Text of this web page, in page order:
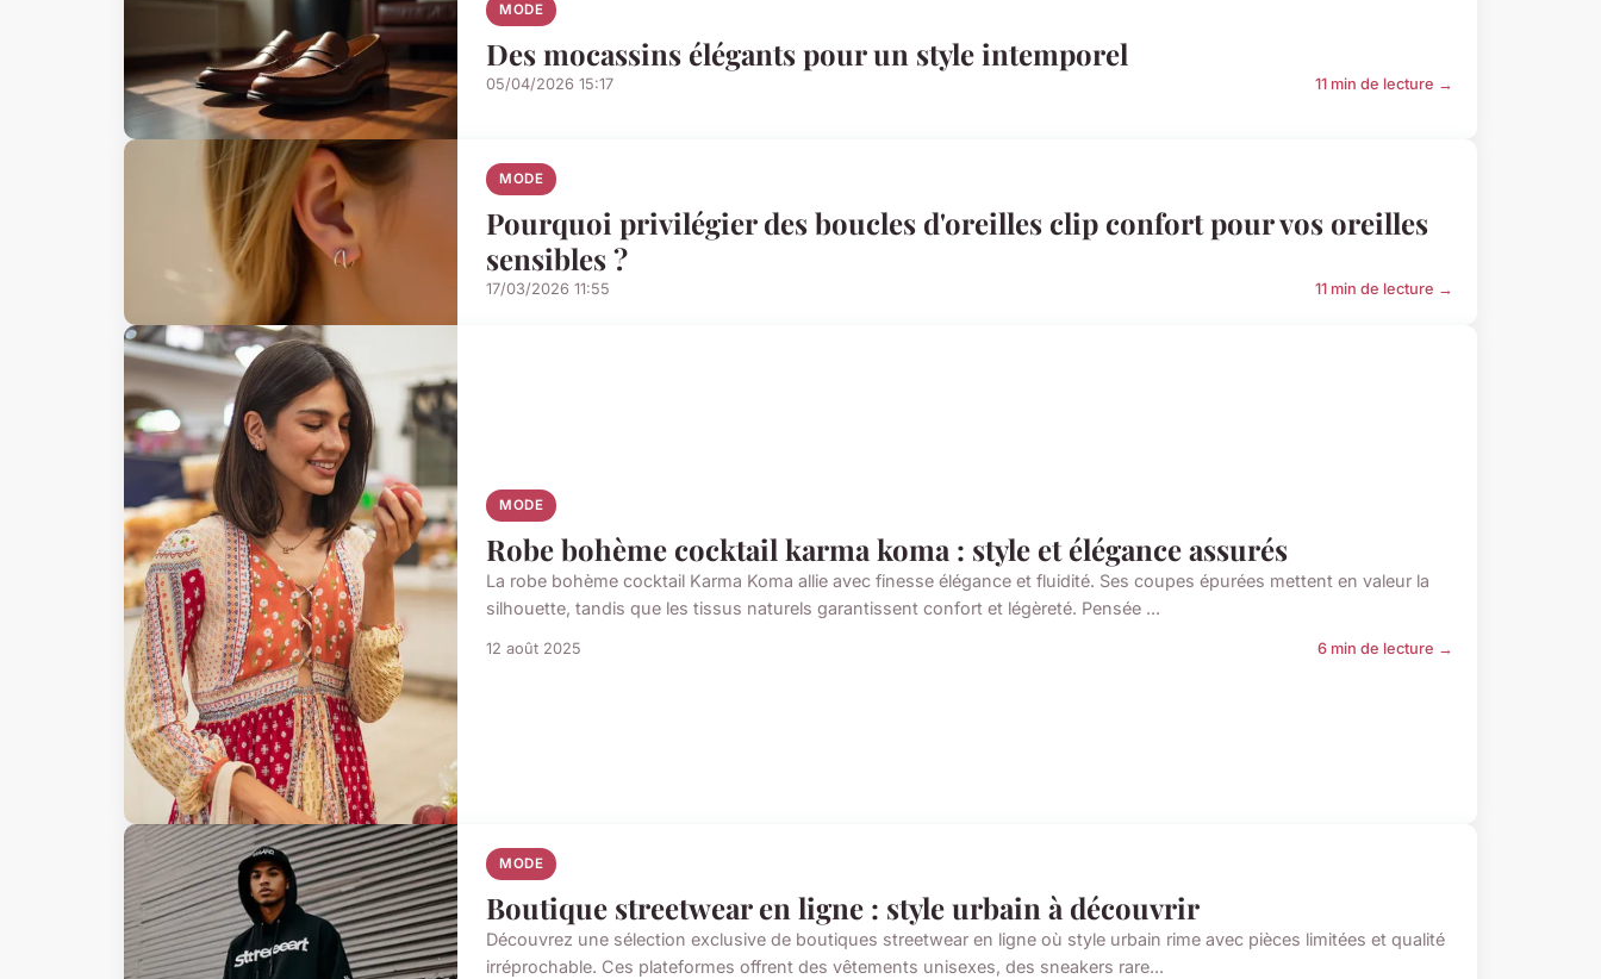
MODE
Des mocassins élégants pour un style intemporel
05/04/2026 15:17 11 min de lecture →
MODE
Pourquoi privilégier des boucles d'oreilles clip confort pour vos oreilles
sensibles ?
17/03/2026 11:55 11 min de lecture →
MODE
Robe bohème cocktail karma koma : style et élégance assurés
La robe bohème cocktail Karma Koma allie avec finesse élégance et fluidité. Ses coupes épurées mettent en valeur la
silhouette, tandis que les tissus naturels garantissent confort et légèreté. Pensée ...
12 août 2025 6 min de lecture →
MODE
Boutique streetwear en ligne : style urbain à découvrir
Découvrez une sélection exclusive de boutiques streetwear en ligne où style urbain rime avec pièces limitées et qualité
irréprochable. Ces plateformes offrent des vêtements unisexes, des sneakers rare...